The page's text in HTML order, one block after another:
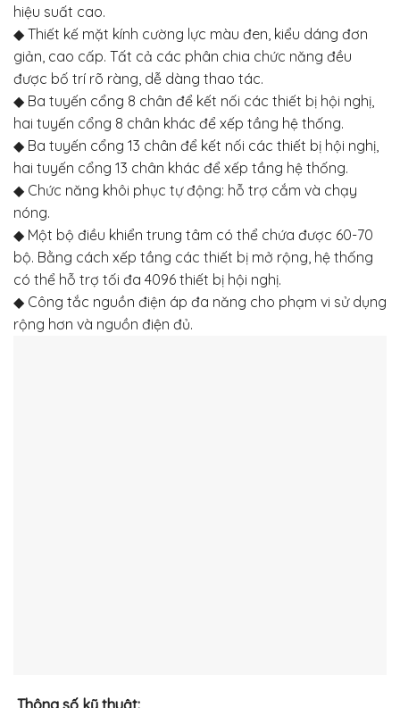
hiệu suất cao.
◆ Thiết kế mặt kính cường lực màu đen, kiểu dáng đơn
giản, cao cấp. Tất cả các phân chia chức năng đều
được bố trí rõ ràng, dễ dàng thao tác.
◆ Ba tuyến cổng 8 chân để kết nối các thiết bị hội nghị,
hai tuyến cổng 8 chân khác để xếp tầng hệ thống.
◆ Ba tuyến cổng 13 chân để kết nối các thiết bị hội nghị,
hai tuyến cổng 13 chân khác để xếp tầng hệ thống.
◆ Chức năng khôi phục tự động: hỗ trợ cắm và chạy
nóng.
◆ Một bộ điều khiển trung tâm có thể chứa được 60-70
bộ. Bằng cách xếp tầng các thiết bị mở rộng, hệ thống
có thể hỗ trợ tối đa 4096 thiết bị hội nghị.
◆ Công tắc nguồn điện áp đa năng cho phạm vi sử dụng
rộng hơn và nguồn điện đủ.
Thông số kỹ thuật: